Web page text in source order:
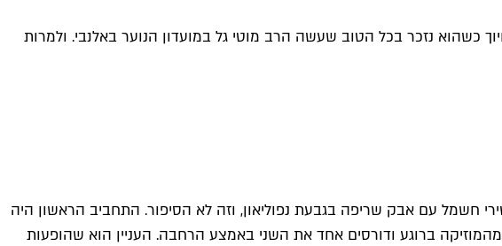
כשהוא נזכר בכל הטוב שעשה הרב מוטי גל במועדון הנוער באלנבי. ולמרות
חשמל עם אבק שריפה בגבעת נפוליאון, וזה לא הסיפור. התחביב הראשון היה
מהמוזיקה ברוגע ודורסים אחד את השני באמצע הרחבה. העניין הוא שהופעות